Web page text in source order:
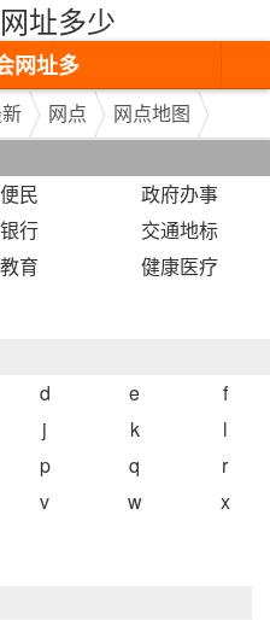
址多少
网址多
会网址
网点
网点地图
民
政府办事
行
交通地标
育
健康医疗
d e
f
j k
l
p q
r
v w
x